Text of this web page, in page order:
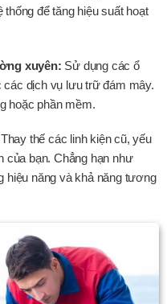
để tăng hiệu suất hoạt
xuyên: Sử dụng các ổ
dịch vụ lưu trữ đám mây.
hoặc phần mềm.
Thay thế các linh kiện cũ, yếu
của bạn. Chẳng hạn như
hiệu năng và khả năng tương